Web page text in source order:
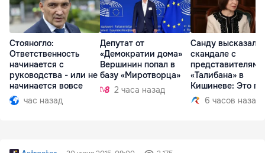
Стояногло:
Ответственность
начинается с
руководства - или не
начинается вовсе
час назад
Депутат от
«Демократии дома»
Вершинин попал в
базу «Миротворца»
2 часа назад
Санду
скандале с
представителями
«Талибана» в
Кишиневе: Это
6 часов назад